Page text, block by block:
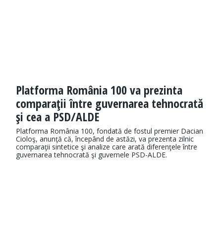
Platforma România 100 va prezinta
comparaţii între guvernarea tehnocrată
şi cea a PSD/ALDE
Platforma România 100, fondată de fostul premier Dacian
Cioloş, anunţă că, începând de astăzi, va prezenta zilnic
comparaţii sintetice şi analize care arată diferenţele între
guvernarea tehnocrată şi guvernele PSD-ALDE.